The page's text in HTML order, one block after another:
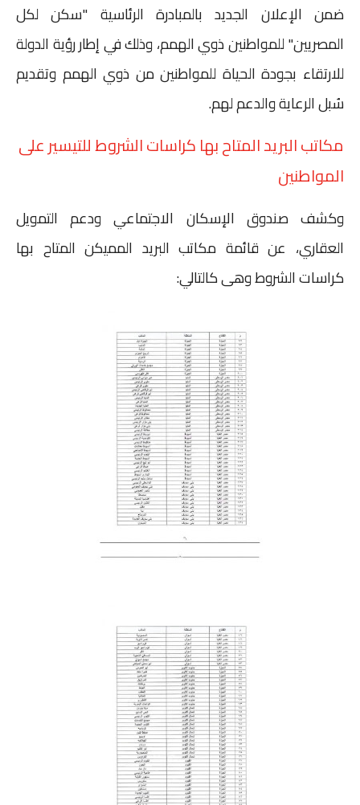
ضمن الإعلان الجديد بالمبادرة الرئاسية "سكن لكل
المصريين" للمواطنين ذوي الهمم، وذلك في إطار رؤية الدولة
للارتقاء بجودة الحياة للمواطنين من ذوي الهمم وتقديم
سُبل الرعاية والدعم لهم.
مكاتب البريد المتاح بها كراسات الشروط للتيسير على
المواطنين
وكشف صندوق الإسكان الاجتماعي ودعم التمويل
العقاري، عن قائمة مكاتب البريد المميكن المتاح بها
كراسات الشروط وهى كالتالي: